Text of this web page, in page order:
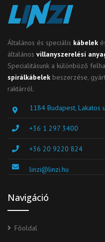
Általános és speciális kábelek
általános villanyszerelési
Specialitásunk a különböző
spirálkábelek beszerzése,
raktárról.
1184 Budapest, Lakatos
+36 1 297 3400
+36 20 9220 824
linzi@linzi.hu
Navigáció
Főoldal